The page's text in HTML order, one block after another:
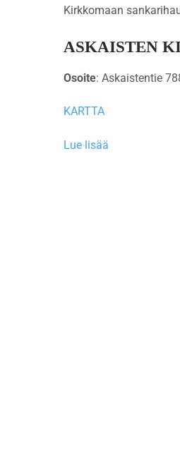
Kirkkomaan
ASKAISTEN
Osoite: Askaistentie
KARTTA
Lue lisää